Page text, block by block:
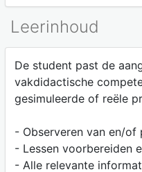
Leerinhoud
De student past de
vakdidactische
gesimuleerde of reële
- Observeren van en/of
- Lessen voorbereiden
- Alle relevante